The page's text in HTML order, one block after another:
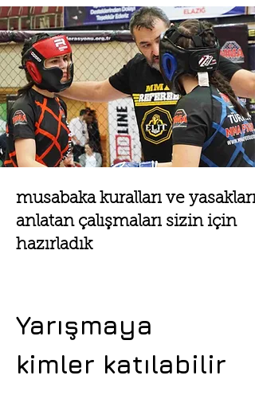
musabaka kuralları ve yasakları
anlatan çalışmaları sizin için
hazırladık
Yarışmaya
kimler katılabilir